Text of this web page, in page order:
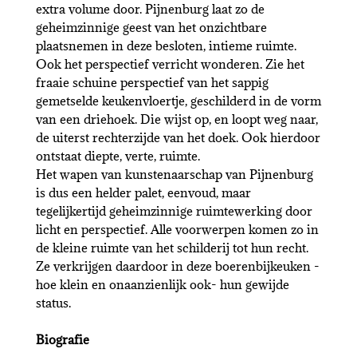
extra volume door. Pijnenburg laat zo de
geheimzinnige geest van het onzichtbare
plaatsnemen in deze besloten, intieme ruimte.
Ook het perspectief verricht wonderen. Zie het
fraaie schuine perspectief van het sappig
gemetselde keukenvloertje, geschilderd in de vorm
van een driehoek. Die wijst op, en loopt weg naar,
de uiterst rechterzijde van het doek. Ook hierdoor
ontstaat diepte, verte, ruimte.
Het wapen van kunstenaarschap van Pijnenburg
is dus een helder palet, eenvoud, maar
tegelijkertijd geheimzinnige ruimtewerking door
licht en perspectief. Alle voorwerpen komen zo in
de kleine ruimte van het schilderij tot hun recht.
Ze verkrijgen daardoor in deze boerenbijkeuken -
hoe klein en onaanzienlijk ook- hun gewijde
status.
Biografie